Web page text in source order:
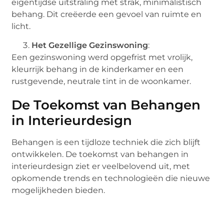
eigentijdse uitstraling met strak, minimalistisch
behang. Dit creëerde een gevoel van ruimte en
licht.
Het Gezellige Gezinswoning:
Een gezinswoning werd opgefrist met vrolijk,
kleurrijk behang in de kinderkamer en een
rustgevende, neutrale tint in de woonkamer.
De Toekomst van Behangen
in Interieurdesign
Behangen is een tijdloze techniek die zich blijft
ontwikkelen. De toekomst van behangen in
interieurdesign ziet er veelbelovend uit, met
opkomende trends en technologieën die nieuwe
mogelijkheden bieden.